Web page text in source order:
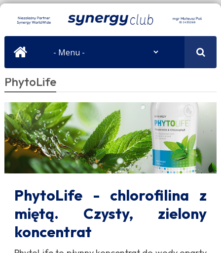
PhytoLife
PhytoLife - chlorofilina z
miętą. Czysty, zielony
koncentrat